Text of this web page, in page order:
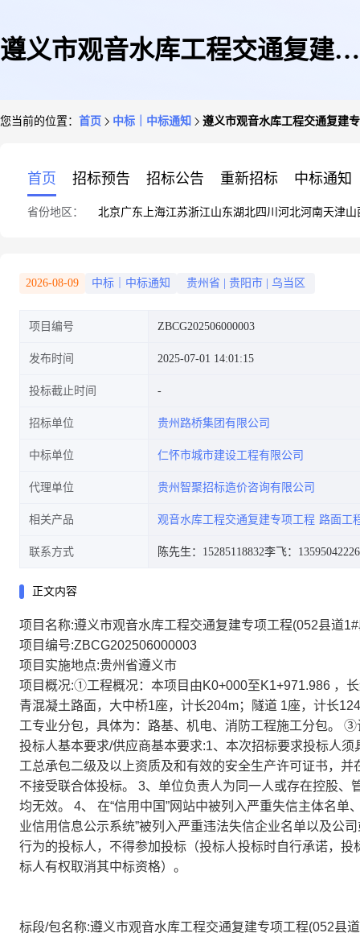
遵义市观音水库工程交通复建专
您当前的位置： 首页 中标｜中标通知 遵义市观音水库工程交通复建
首页 招标预告 招标公告 重新招标 中标通知
省份地区： 北京广东 上海江苏浙江山东湖北四川 河北河南天津山
2026-08-09 中标｜中标通知 贵州省 贵阳市 乌当区
项目编号 ZBCG202506000003
发布时间 2025-07-01 14:01:15
投标截止时间
招标单位 贵州路桥集团有限公司
中标单位 仁怀市城市建设工程有限公司
代理单位 贵州智聚招标造价咨询有限公司
相关产品 观音水库工程交通复建专项工程 路面工
联系方式 陈先生：15285118832李飞：13595042226
正文内容
项目名称:遵义市观音水库工程交通复建专项工程(052县道
项目编号:ZBCG202506000003
项目实施地点:贵州省遵义市
项目概况:①工程概况：本项目由K0+000至K1+971.986 ，
青混凝土路面，大中桥1座，计长204m；隧道 1座，计长
工专业分包，具体为：路基、机电、消防工程施工分包。
投标人基本要求/供应商基本要求:1、本次招标要求投标人
工总承包二级及以上资质及和有效的安全生产许可证书，
不接受联合体投标。 3、单位负责人为同一人或存在控股
均无效。 4、 在“信用中国”网站中被列入严重失信主体名单
业信用信息公示系统”被列入严重违法失信企业名单以及公
行为的投标人，不得参加投标（投标人投标时自行承诺，
标人有权取消其中标资格）。
标段/包名称:遵义市观音水库工程交通复建专项工程(052县